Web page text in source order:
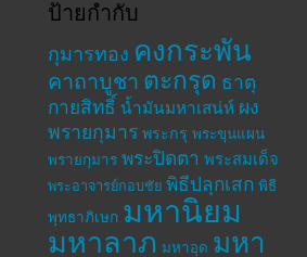
ป้ายกำกับ
กุมารทอง คงกระพัน
คาถาบูชา ตะกรุด ธาตุ
กายสิทธิ์ น้ำมันมหาเสน่ห์ ผง
พรายกุมาร พระกรุ พระขุนแผน
พรายกุมาร พระปิดตา พระสมเด็จ
พระอาจารย์กอบชัย พิธีปลุกเสก พิธี
พุทธาภิเษก มหานิยม
มหาลาภ มหาอุด มหา